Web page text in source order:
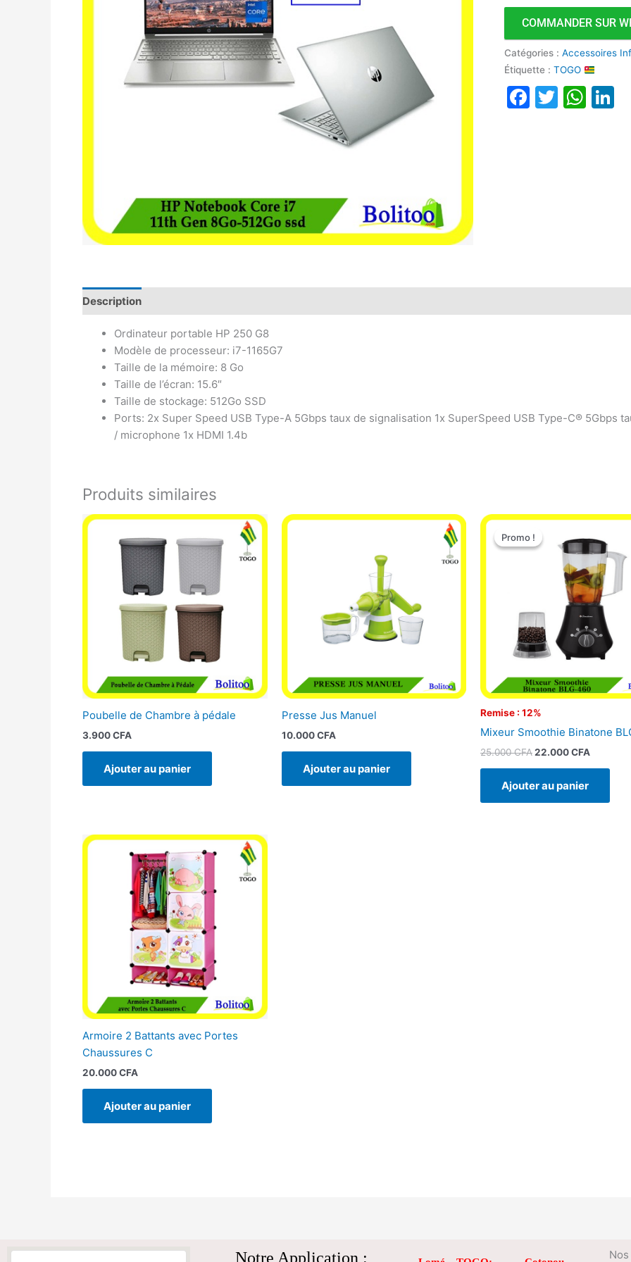
SSD
COMMANDER SUR
Catégories :Accessoires
Étiquette :TOGO
Facebook
Twitter
Description
Ordinateur portable HP 250 G8
Modèle de processeur: i7-1165G7
Taille de la mémoire: 8 Go
Taille de l’écran: 15.6″
Taille de stockage: 512Go SSD
Ports: 2x Super Speed USB Type-A 5Gbps taux de signalisation 1x SuperSpeed USB Type-C® 5Gbps
/ microphone 1x HDMI 1.4b
Produits similaires
Poubelle de Chambre à pédale
3.900CFA
Ajouter au panier
Presse Jus Manuel
10.000CFA
Ajouter au panier
Promo !
Remise : 12%
Promo !
Mixeur Smoothie Binatone
25.000CFA
Le
initial
25.000 CFA.
22.000CFA
Le
actuel
est :
22.000
Ajouter au panier
Armoire 2 Battants avec Portes
Chaussures C
20.000CFA
Ajouter au panier
Notre Application :